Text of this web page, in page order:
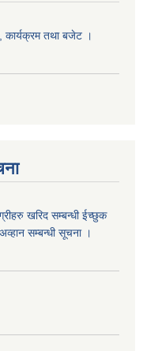
कार्यक्रम तथा बजेट ।
खरिद सम्बन्धी ईच्छुक
सम्बन्धी सूचना ।